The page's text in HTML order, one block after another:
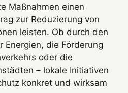
Maßnahmen einen
zur Reduzierung von
leisten. Ob durch den
Energien, die Förderung
oder die
– lokale Initiativen
konkret und wirksam